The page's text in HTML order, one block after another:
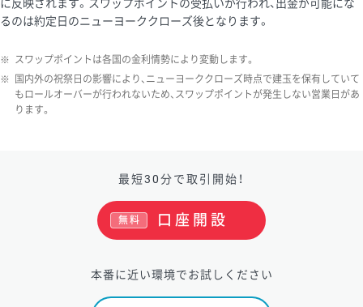
に反映されます。スワップポイントの受払いが行われ、出金が可能にな
るのは約定日のニューヨーククローズ後となります。
※ スワップポイントは各国の金利情勢により変動します。
※
国内外の祝祭日の影響により、ニューヨーククローズ時点で建玉を保有していて
もロールオーバーが行われないため、スワップポイントが発生しない営業日があ
ります。
最短30分で取引開始！
口座開設
無料
本番に近い環境でお試しください